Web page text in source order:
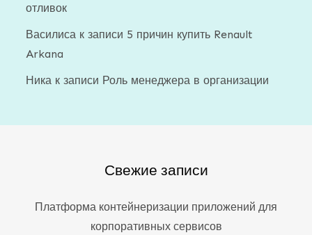
отливок
Василиса к записи 5 причин купить Renault
Arkana
Ника к записи Роль менеджера в организации
Свежие записи
Платформа контейнеризации приложений для
корпоративных сервисов